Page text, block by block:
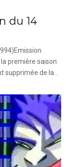
du 14
première saison
supprimée de la...